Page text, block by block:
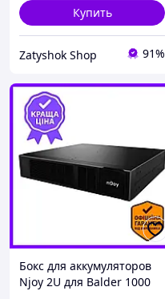
Купить
Zatyshok Shop 91%
Бокс для аккумуляторов
Njoy 2U для Balder 1000